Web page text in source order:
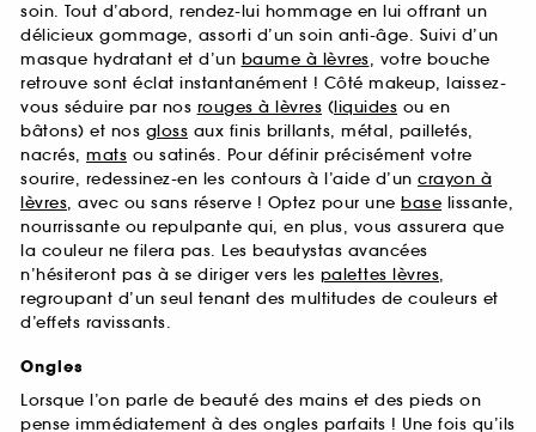
soin. Tout d’abord, rendez-lui hommage en lui offrant un
délicieux gommage, assorti d’un soin anti-âge. Suivi d’un
masque hydratant et d’un baume à lèvres, votre bouche
retrouve sont éclat instantanément ! Côté makeup, laissez-
vous séduire par nos rouges à lèvres (liquides ou en
bâtons) et nos gloss aux finis brillants, métal, pailletés,
nacrés, mats ou satinés. Pour définir précisément votre
sourire, redessinez-en les contours à l’aide d’un crayon à
lèvres, avec ou sans réserve ! Optez pour une base lissante,
nourrissante ou repulpante qui, en plus, vous assurera que
la couleur ne filera pas. Les beautystas avancées
n’hésiteront pas à se diriger vers les palettes lèvres,
regroupant d’un seul tenant des multitudes de couleurs et
d’effets ravissants.
Ongles
Lorsque l’on parle de beauté des mains et des pieds on
pense immédiatement à des ongles parfaits ! Une fois qu’ils